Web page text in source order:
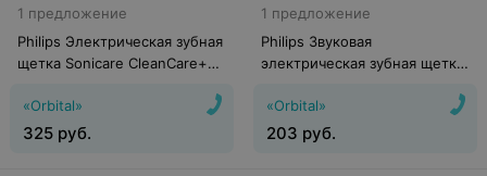
1 предложение
Philips Электрическая зубная
щетка Sonicare CleanCare+
«Orbital»
325 руб.
1 предложение
Philips Звуковая
электрическая зубная щетка
(HX6322/04)
«Orbital»
203 руб.